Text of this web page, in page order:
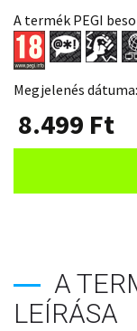
A termék PEGI
Megjelenés dátuma:
8.499 Ft
A
LEÍRÁSA